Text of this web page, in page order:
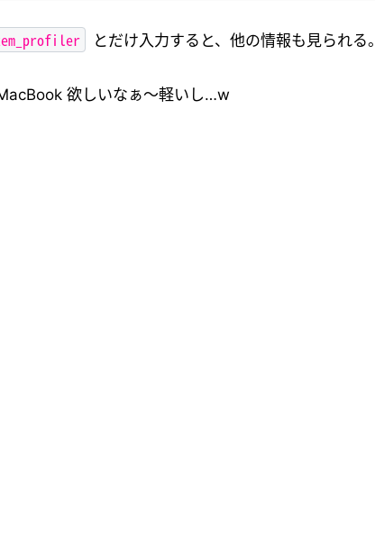
とだけ入力すると、他の情報も見られる。
欲しいなぁ〜軽いし…w